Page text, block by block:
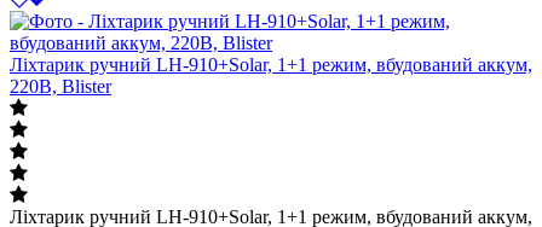
Ліхтарик ручний LH-910+Solar, 1+1 режим, вбудований аккум,
220B, Blister
Ліхтарик ручний LH-910+Solar, 1+1 режим, вбудований аккум,